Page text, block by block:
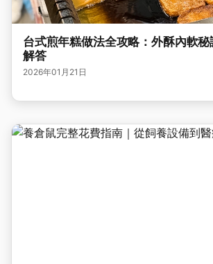
台式煎年糕做法全攻略：外酥內軟
解答
2026年01月21日